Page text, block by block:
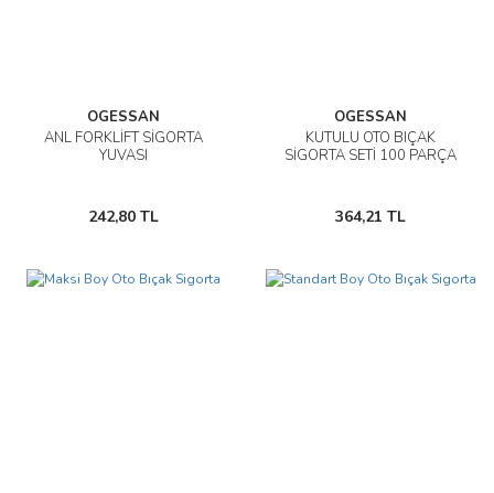
OGESSAN
ANL FORKLİFT SİGORTA
YUVASI
242,80 TL
OGESSAN
KUTULU OTO BIÇAK
SİGORTA SETİ 100 PARÇA
364,21 TL